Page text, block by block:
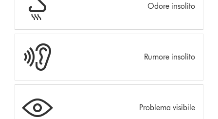
Odore insolito
Rumore insolito
Problema visibile